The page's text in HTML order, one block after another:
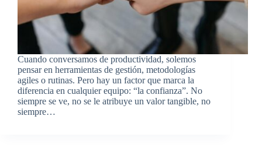
Cuando conversamos de productividad, solemos
pensar en herramientas de gestión, metodologías
agiles o rutinas. Pero hay un factor que marca la
diferencia en cualquier equipo: “la confianza”. No
siempre se ve, no se le atribuye un valor tangible, no
siempre…